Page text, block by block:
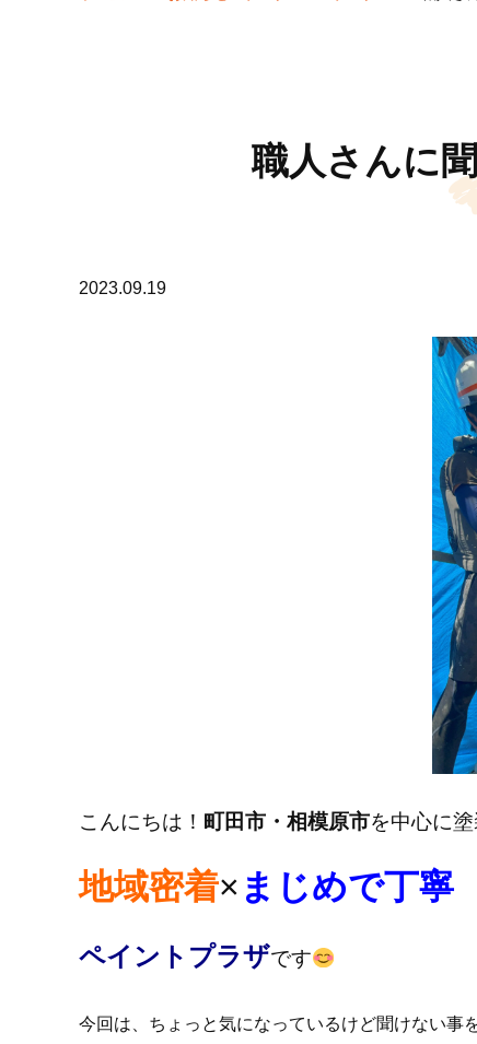
職人さんに
2023.09.19
こんにちは！ 町田市・相模原市を中心に
地域密着× まじめで丁寧
ペイントプラザです
今回は、ちょっと気になっているけど聞けない事